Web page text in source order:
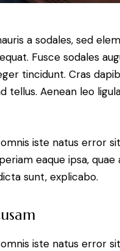
a sodales, sed
Fusce sodales
tincidunt. Cras
tellus. Aenean leo
iste natus error
eaque ipsa,
sunt, explicabo.
iste natus error